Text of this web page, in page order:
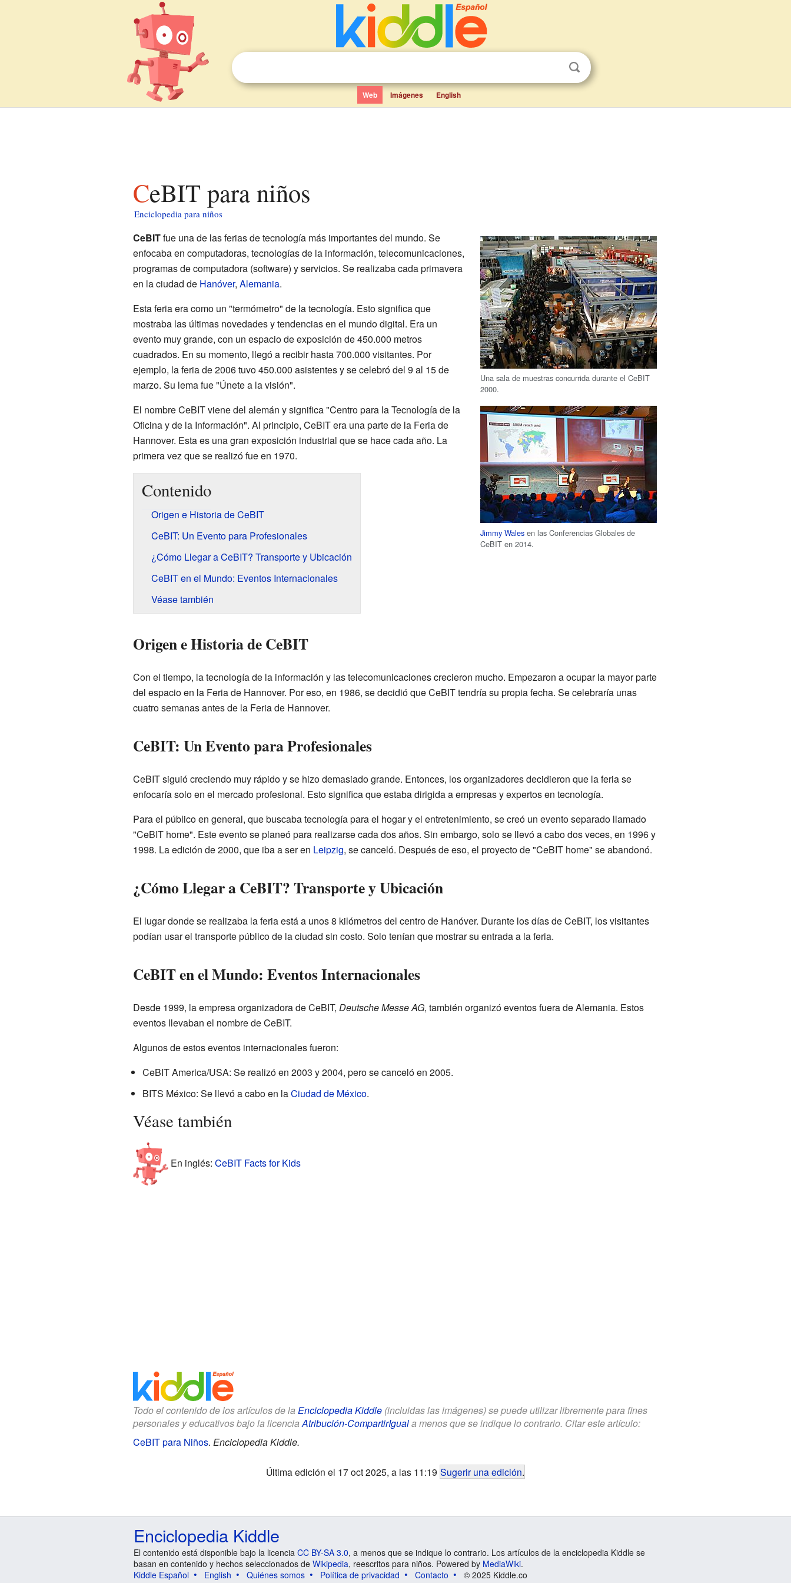
Web Imágenes English
CeBIT para niños
Enciclopedia para niños
Una sala de muestras concurrida durante el CeBIT
2000.
Jimmy Wales en las Conferencias Globales de
CeBIT en 2014.
CeBITfue una de las ferias de tecnología más importantes del mundo. Se
enfocaba en computadoras, tecnologías de la información, telecomunicaciones,
programas de computadora (software) y servicios. Se realizaba cada primavera
en la ciudad de Hanóver, Alemania.
Esta feria era como un "termómetro" de la tecnología. Esto significa que
mostraba las últimas novedades y tendencias en el mundo digital. Era un
evento muy grande, con un espacio de exposición de 450.000 metros
cuadrados. En su momento, llegó a recibir hasta 700.000 visitantes. Por
ejemplo, la feria de 2006 tuvo 450.000 asistentes y se celebró del 9 al 15 de
marzo. Su lema fue "Únete a la visión".
El nombre CeBIT viene del alemán y significa "Centro para la Tecnología de la
Oficina y de la Información". Al principio, CeBIT era una parte de la Feria de
Hannover. Esta es una gran exposición industrial que se hace cada año. La
primera vez que se realizó fue en 1970.
Contenido
Origen e Historia de CeBIT
CeBIT: Un Evento para Profesionales
¿Cómo Llegar a CeBIT? Transporte y Ubicación
CeBIT en el Mundo: Eventos Internacionales
Véase también
Origen e Historia de CeBIT
Con el tiempo, la tecnología de la información y las telecomunicaciones crecieron mucho. Empezaron a ocupar la mayor parte
del espacio en la Feria de Hannover. Por eso, en 1986, se decidió que CeBIT tendría su propia fecha. Se celebraría unas
cuatro semanas antes de la Feria de Hannover.
CeBIT: Un Evento para Profesionales
CeBIT siguió creciendo muy rápido y se hizo demasiado grande. Entonces, los organizadores decidieron que la feria se
enfocaría solo en el mercado profesional. Esto significa que estaba dirigida a empresas y expertos en tecnología.
Para el público en general, que buscaba tecnología para el hogar y el entretenimiento, se creó un evento separado llamado
"CeBIT home". Este evento se planeó para realizarse cada dos años. Sin embargo, solo se llevó a cabo dos veces, en 1996 y
1998. La edición de 2000, que iba a ser en Leipzig, se canceló. Después de eso, el proyecto de "CeBIT home" se abandonó.
¿Cómo Llegar a CeBIT? Transporte y Ubicación
El lugar donde se realizaba la feria está a unos 8 kilómetros del centro de Hanóver. Durante los días de CeBIT, los visitantes
podían usar el transporte público de la ciudad sin costo. Solo tenían que mostrar su entrada a la feria.
CeBIT en el Mundo: Eventos Internacionales
Desde 1999, la empresa organizadora de CeBIT, Deutsche Messe AG, también organizó eventos fuera de Alemania. Estos
eventos llevaban el nombre de CeBIT.
Algunos de estos eventos internacionales fueron:
CeBIT America/USA: Se realizó en 2003 y 2004, pero se canceló en 2005.
BITS México: Se llevó a cabo en laCiudad de México.
Véase también
En inglés: CeBIT Facts for Kids
Todo el contenido de los artículos de la Enciclopedia Kiddle(incluidas las imágenes) se puede utilizar libremente para fines
personales y educativos bajo la licenciaAtribución-CompartirIguala menos que se indique lo contrario. Citar este artículo:
CeBIT para Niños. Enciclopedia Kiddle.
Última edición el 17 oct 2025, a las 11:19 Sugerir una edición.
Enciclopedia Kiddle
El contenido está disponible bajo la licencia CC BY-SA 3.0, a menos que se indique lo contrario. Los artículos de la enciclopedia Kiddle se
basan en contenido y hechos seleccionados de Wikipedia, reescritos para niños. Powered by MediaWiki.
Kiddle Español
English Quiénes somos Política de privacidad Contacto © 2025 Kiddle.co